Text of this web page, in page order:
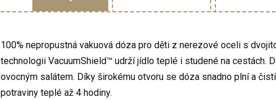
100% nepropustná vakuová dóza pro děti z nerezové oceli s
technologii VacuumShield™ udrží jídlo teplé i studené na cestách.
ovocným salátem. Díky širokému otvoru se dóza snadno plní a
potraviny teplé až 4 hodiny.